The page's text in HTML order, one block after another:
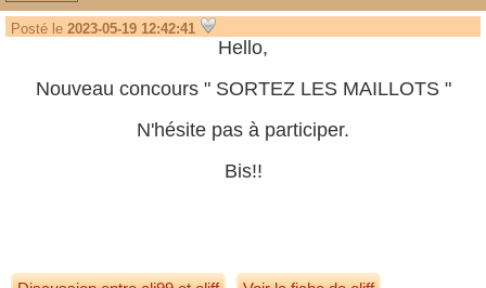
Posté le 2023-05-19 12:42:41
Hello,
Nouveau concours " SORTEZ LES MAILLOTS "
N'hésite pas à participer.
Bis!!